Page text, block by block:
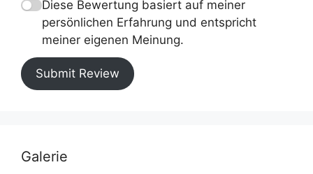
Diese Bewertung basiert auf meiner
persönlichen Erfahrung und entspricht
meiner eigenen Meinung.
Submit Review
Galerie